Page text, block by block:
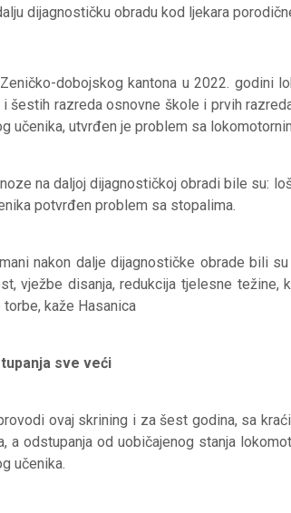
dijagnostičku obradu kod ljekara
dobojskog kantona u 2022. godini
i šestih razreda osnovne škole i prvih
učenika, utvrđen je problem sa
na daljoj dijagnostičkoj obradi bile su:
potvrđen problem sa stopalima.
nakon dalje dijagnostičke obrade bili
vježbe disanja, redukcija tjelesne težine,
kaže Hasanica
sve veći
ovaj skrining i za šest godina, sa
a odstupanja od uobičajenog stanja
učenika.